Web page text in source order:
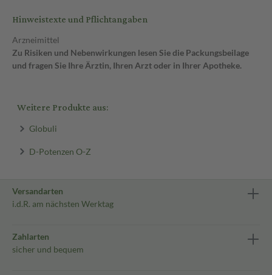
Hinweistexte und Pflichtangaben
Arzneimittel
Zu Risiken und Nebenwirkungen lesen Sie die Packungsbeilage
und fragen Sie Ihre Ärztin, Ihren Arzt oder in Ihrer Apotheke.
Weitere Produkte aus:
Globuli
D-Potenzen O-Z
Versandarten
i.d.R. am nächsten Werktag
Zahlarten
sicher und bequem